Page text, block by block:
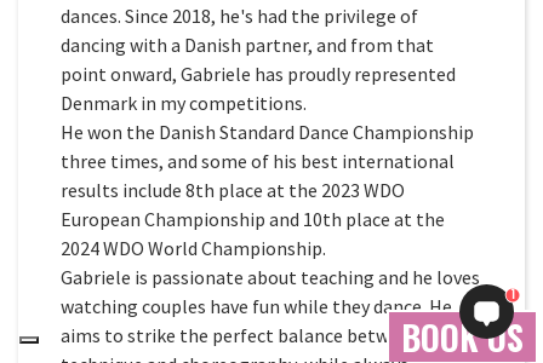
BOOK OS
dances. Since 2018, he's had the privilege of
dancing with a Danish partner, and from that
point onward, Gabriele has proudly represented
Denmark in my competitions.
He won the Danish Standard Dance Championship
three times, and some of his best international
results include 8th place at the 2023 WDO
European Championship and 10th place at the
2024 WDO World Championship.
Gabriele is passionate about teaching and he loves
watching couples have fun while they dance. He
aims to strike the perfect balance between
1